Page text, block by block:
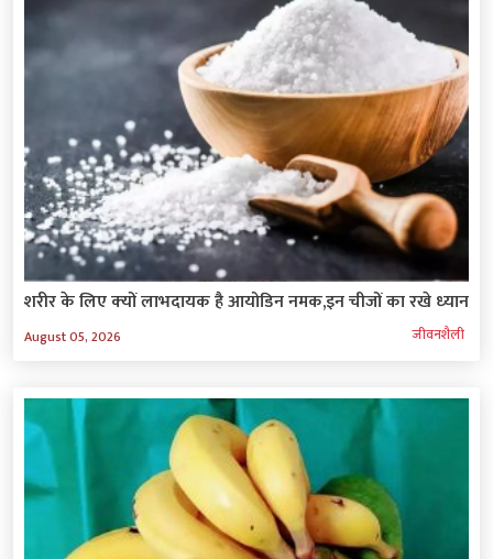
शरीर के लिए क्‍यों लाभदायक है आयोडिन नमक,इन चीजों का रखे ध्‍यान
August 05, 2026 जीवनशैली